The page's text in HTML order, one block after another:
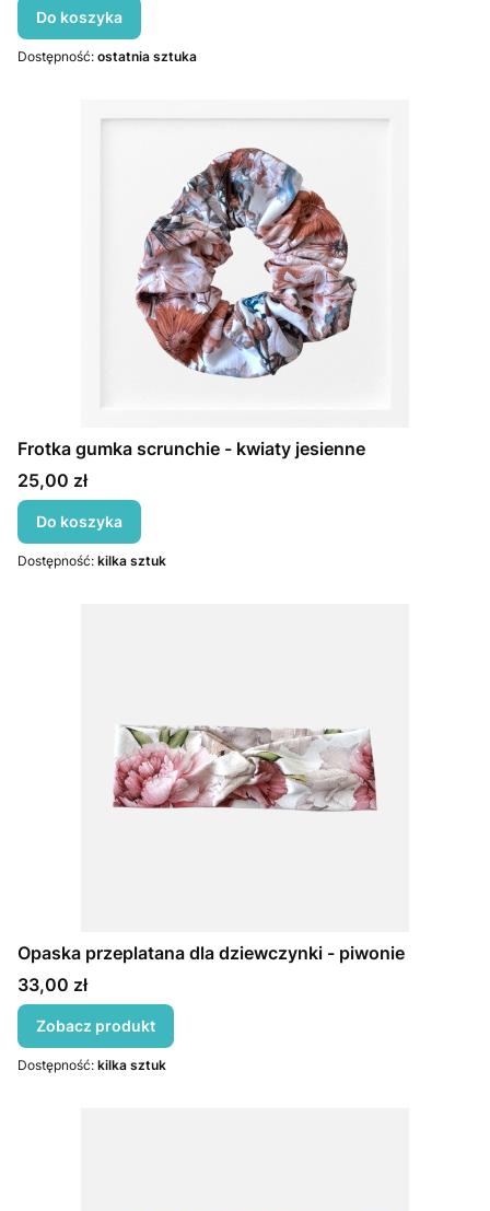
Do koszyka
Dostępność: ostatnia sztuka
Frotka gumka scrunchie - kwiaty jesienne
Cena
25,00 zł
Do koszyka
Dostępność: kilka sztuk
Opaska przeplatana dla dziewczynki - piwonie
Cena
33,00 zł
Zobacz produkt
Dostępność: kilka sztuk